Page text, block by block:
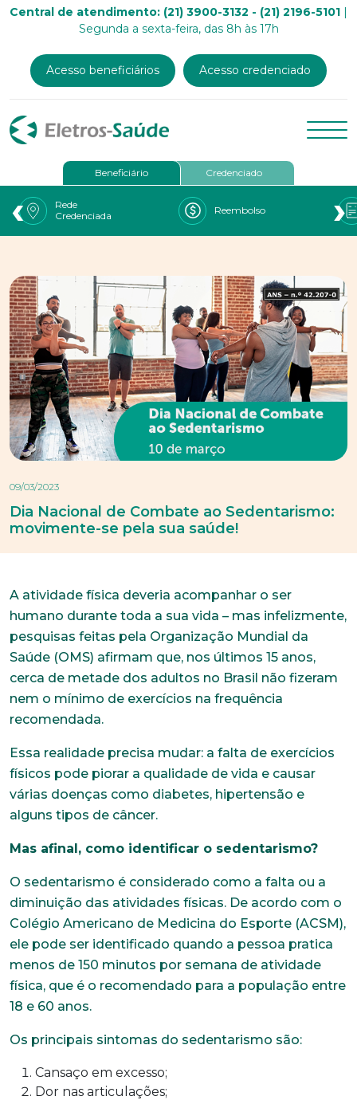
Central de atendimento: (21) 3900-3132 - (21) 2196-5101 |
Segunda a sexta-feira, das 8h às 17h
Acesso beneficiários Acesso credenciado
Beneficiário Credenciado
Rede
Credenciada
Reembolso
‹ ›
09/03/2023
Dia Nacional de Combate ao Sedentarismo:
movimente-se pela sua saúde!
A atividade física deveria acompanhar o ser
humano durante toda a sua vida – mas infelizmente,
pesquisas feitas pela Organização Mundial da
Saúde (OMS) afirmam que, nos últimos 15 anos,
cerca de metade dos adultos no Brasil não fizeram
nem o mínimo de exercícios na frequência
recomendada.
Essa realidade precisa mudar: a falta de exercícios
físicos pode piorar a qualidade de vida e causar
várias doenças como diabetes, hipertensão e
alguns tipos de câncer.
Mas afinal, como identificar o sedentarismo?
O sedentarismo é considerado como a falta ou a
diminuição das atividades físicas. De acordo com o
Colégio Americano de Medicina do Esporte (ACSM),
ele pode ser identificado quando a pessoa pratica
menos de 150 minutos por semana de atividade
física, que é o recomendado para a população entre
18 e 60 anos.
Os principais sintomas do sedentarismo são:
Cansaço em excesso;
Dor nas articulações;